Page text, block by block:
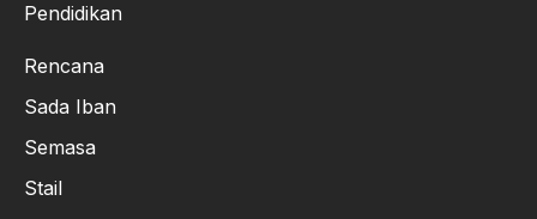
Pendidikan
Rencana
Sada Iban
Semasa
Stail